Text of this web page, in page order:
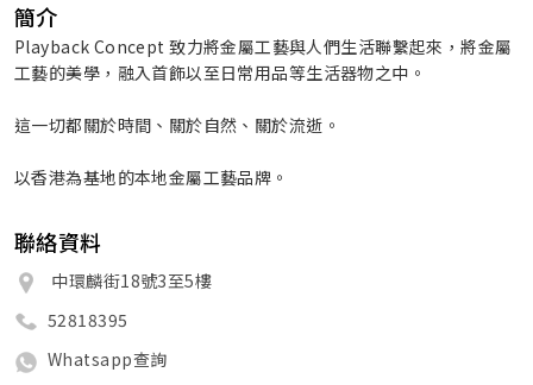
簡介
Playback Concept 致力將金屬工藝與人們生活聯繫起來，將金屬
工藝的美學，融入首飾以至日常用品等生活器物之中。
這一切都關於時間、關於自然、關於流逝。
以香港為基地的本地金屬工藝品牌。
聯絡資料
中環麟街18號3至5樓
52818395
Whatsapp查詢